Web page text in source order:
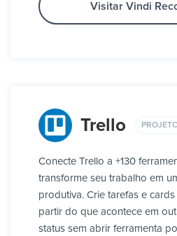
Visitar Vindi
Trello
Conecte Trello a +130
transforme seu trabalho em
produtiva. Crie tarefas e
partir do que acontece em
status sem abrir ferramenta